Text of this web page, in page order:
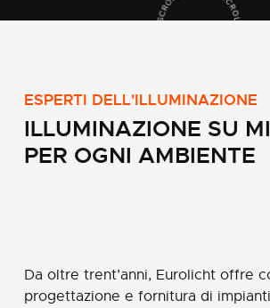
ESPERTI DELL'ILLUMINAZIONE
ILLUMINAZIONE SU
PER OGNI AMBIENTE
Da oltre trent’anni, Eurolicht offre
progettazione e fornitura di